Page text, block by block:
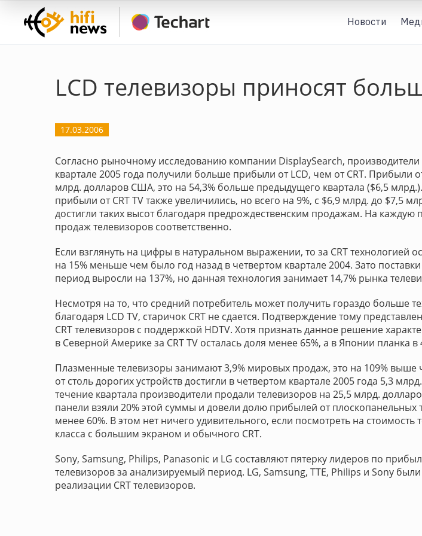
Новости
LCD телевизоры приносят
17.03.2006
Согласно рыночному исследованию компании DisplaySearch, производители
квартале 2005 года получили больше прибыли от LCD, чем от CRT. Прибыли
млрд. долларов США, это на 54,3% больше предыдущего квартала ($6,5
прибыли от CRT TV также увеличились, но всего на 9%, с $6,9 млрд. до $7,5
достигли таких высот благодаря предрождественским продажам. На каждую
продаж телевизоров соответственно.
Если взглянуть на цифры в натуральном выражении, то за CRT технологией
на 15% меньше чем было год назад в четвертом квартале 2004. Зато
период выросли на 137%, но данная технология занимает 14,7% рынка
Несмотря на то, что средний потребитель может получить гораздо больше
благодаря LCD TV, старичок CRT не сдается. Подтверждение тому
CRT телевизоров с поддержкой HDTV. Хотя признать данное решение
в Северной Америке за CRT TV осталась доля менее 65%, а в Японии планка
Плазменные телевизоры занимают 3,9% мировых продаж, это на 109% выше
от столь дорогих устройств достигли в четвертом квартале 2005 года 5,3
течение квартала производители продали телевизоров на 25,5 млрд.
панели взяли 20% этой суммы и довели долю прибылей от плоскопанельных
менее 60%. В этом нет ничего удивительного, если посмотреть на
класса с большим экраном и обычного CRT.
Sony, Samsung, Philips, Panasonic и LG составляют пятерку лидеров по
телевизоров за анализируемый период. LG, Samsung, TTE, Philips и Sony
реализации CRT телевизоров.